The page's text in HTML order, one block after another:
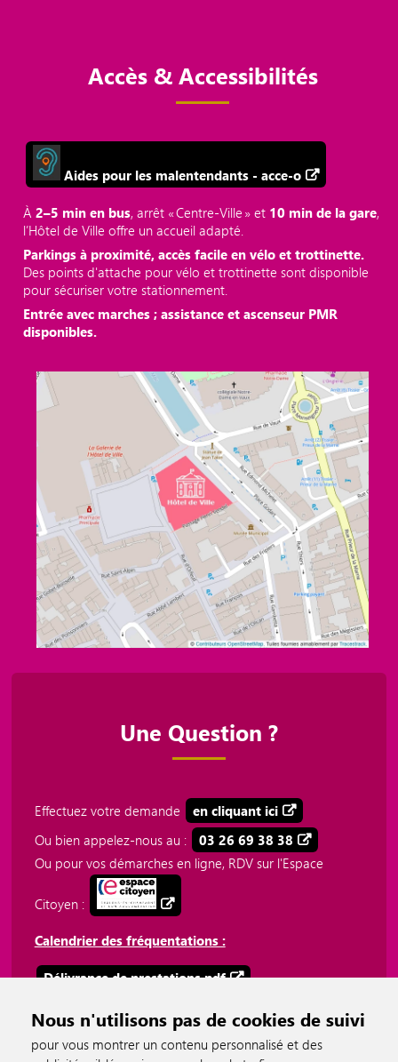
Nous n'utilisons pas de cookies de suivi
pour vous montrer un contenu personnalisé et des
Accès & Accessibilités
Aides pour les malentendants - acce-o
À2–5 min en bus, arrêt « Centre‑Ville » et 10 min de la gare,
l’Hôtel de Ville offre un accueil adapté.
Parkings à proximité, accès facile en vélo et trottinette.
Des points d'attache pour vélo et trottinette sont disponible
pour sécuriser votre stationnement.
Entrée avec marches ; assistance et ascenseur PMR
disponibles.
Une Question ?
Effectuez votre demande
en cliquant ici
Ou bien appelez-nous au :
03 26 69 38 38
Ou pour vos démarches en ligne, RDV sur l'Espace
Citoyen :
Calendrier des fréquentations :
Délivrance de prestations.pdf